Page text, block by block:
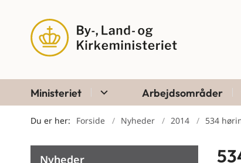
Ministeriet Arbejdsområder
Du er her: Forside Nyheder 2014 534
Nyheder